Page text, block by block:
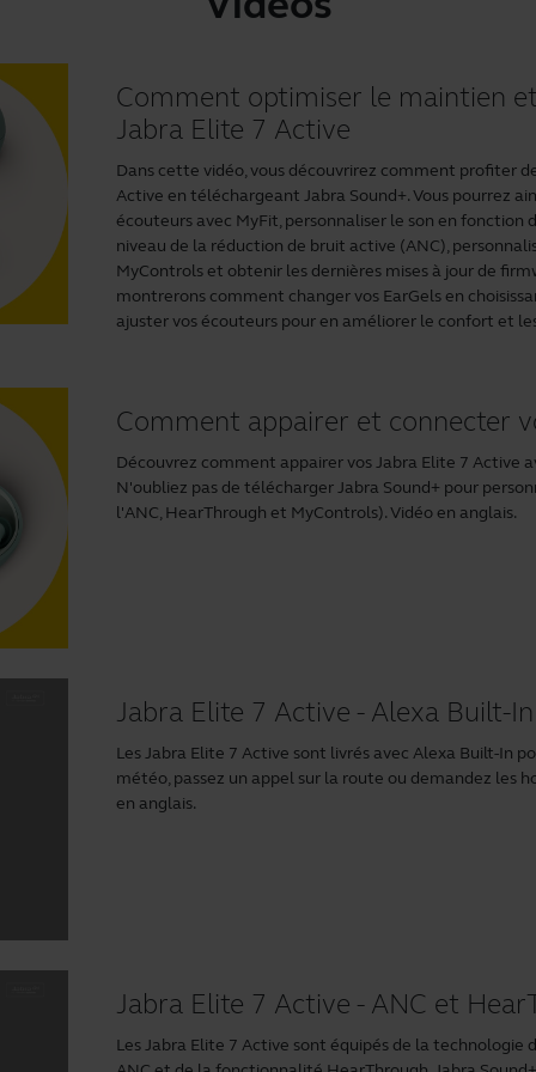
Comment optimiser le maintien
Jabra Elite 7 Active
Dans cette vidéo, vous découvrirez comment profiter
Active en téléchargeantJabra Sound+. Vous pourrez
écouteurs avec MyFit, personnaliser le son en
niveau de la réduction de bruit active (ANC),
MyControls et obtenir les dernières mises à jour de
montrerons comment changer vos EarGels en
ajuster vos écouteurs pour en améliorer le confort et
Comment appairer et connecter
Découvrez comment appairer vos Jabra Elite 7 Active
N'oubliez pas de téléchargerJabra Sound+ pour
l'ANC, HearThrough et MyControls). Vidéo en anglais.
Jabra Elite 7 Active - Alexa Built-In
Les Jabra Elite 7 Active sont livrés avec Alexa Built-In
météo, passez un appel sur la route ou demandez les
en anglais.
Jabra Elite 7 Active - ANC et
Les Jabra Elite 7 Active sont équipés de la